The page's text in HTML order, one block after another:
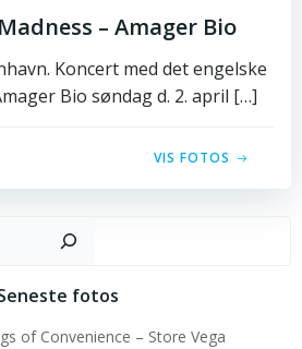
– Amager Bio
Koncert med det engelske
Bio søndag d. 2. april […]
VIS FOTOS
fotos
of Convenience – Store Vega